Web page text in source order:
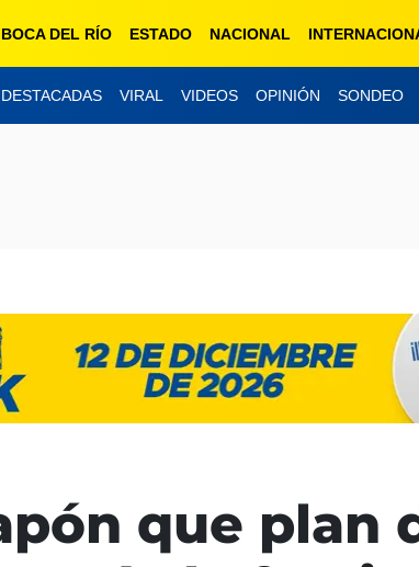
BOCA DEL RÍO ESTADO NACIONAL
DESTACADAS VIRAL VIDEOS OPINIÓN SONDEO
que plan